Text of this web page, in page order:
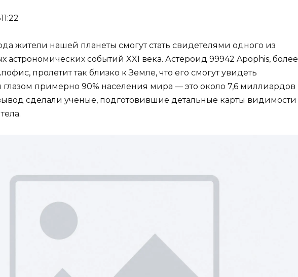
жители нашей планеты смогут стать свидетелями одного из
астрономических событий XXI века. Астероид 99942 Apophis, более
пролетит так близко к Земле, что его смогут увидеть
примерно 90% населения мира — это около 7,6 миллиардов
сделали ученые, подготовившие детальные карты видимости